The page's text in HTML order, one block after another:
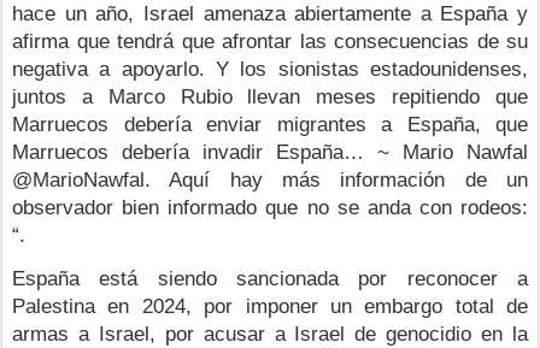
hace un año, Israel amenaza abiertamente a España y
afirma que tendrá que afrontar las consecuencias de su
negativa a apoyarlo. Y los sionistas estadounidenses,
juntos a Marco Rubio llevan meses repitiendo que
Marruecos debería enviar migrantes a España, que
Marruecos debería invadir España… ~ Mario Nawfal
@MarioNawfal. Aquí hay más información de un
observador bien informado que no se anda con rodeos:
“.
España está siendo sancionada por reconocer a
Palestina en 2024, por imponer un embargo total de
armas a Israel, por acusar a Israel de genocidio en la